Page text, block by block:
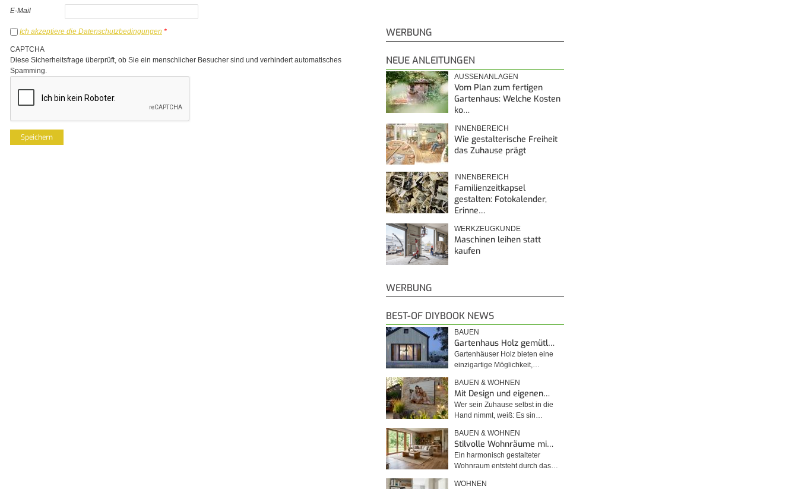
E-Mail
Ich akzeptiere die Datenschutzbedingungen *
CAPTCHA
Diese Sicherheitsfrage überprüft, ob Sie ein menschlicher Besucher sind und verhindert automatisches
Spamming.
WERBUNG
NEUE ANLEITUNGEN
AUSSENANLAGEN
Vom Plan zum fertigen
Gartenhaus: Welche Kosten
ko…
INNENBEREICH
Wie gestalterische Freiheit
das Zuhause prägt
INNENBEREICH
Familienzeitkapsel
gestalten: Fotokalender,
Erinne…
WERKZEUGKUNDE
Maschinen leihen statt
kaufen
WERBUNG
BEST-OF DIYBOOK NEWS
BAUEN
Gartenhaus Holz gemütl…
Gartenhäuser Holz bieten eine
einzigartige Möglichkeit,…
BAUEN & WOHNEN
Mit Design und eigenen…
Wer sein Zuhause selbst in die
Hand nimmt, weiß: Es sin…
BAUEN & WOHNEN
Stilvolle Wohnräume mi…
Ein harmonisch gestalteter
Wohnraum entsteht durch das…
WOHNEN